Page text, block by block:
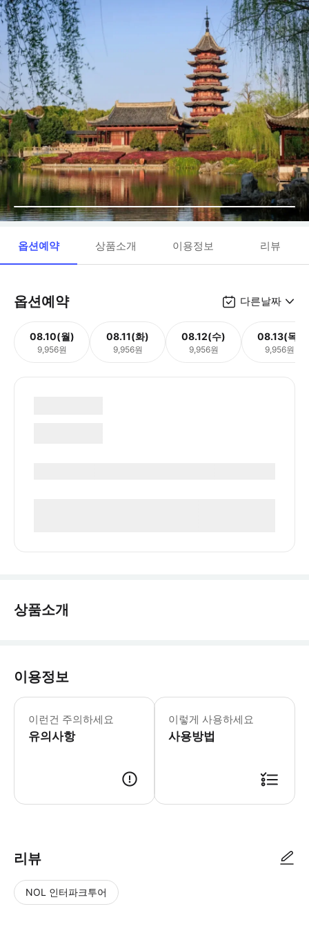
옵션예약 상품소개 이용정보 리뷰
옵션예약 다른날짜
08.10(월)
9,956원
08.11(화)
9,956원
08.12(수)
9,956원
08.13(목)
9,956원
상품소개
이용정보
이런건 주의하세요
유의사항
1월 1일-12월 30일: 08:30-17:00 12
중국에 현존하는 유일하고 완전한
이렇게 사용하세요
사용방법
리뷰
NOL 인터파크투어